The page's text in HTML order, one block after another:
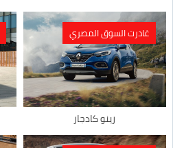
غادرت السوق المصري
رينو كادجار